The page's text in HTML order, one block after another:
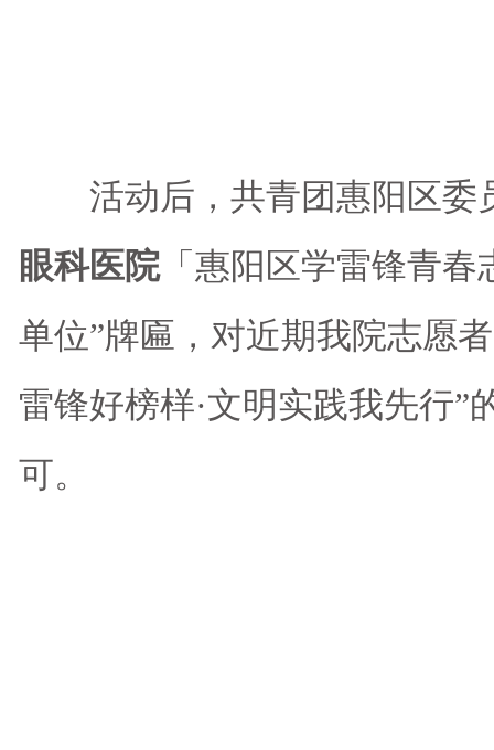
活动后，共青团惠阳区委
眼科医院「惠阳区学雷锋青春
单位”牌匾，对近期我院志愿
雷锋好榜样·文明实践我先行”
可。